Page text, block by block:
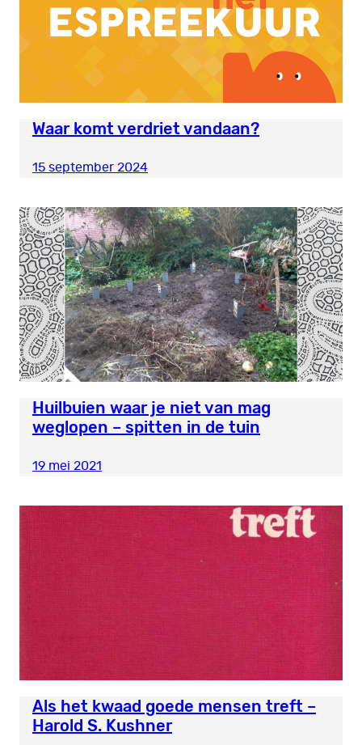
Waar komt verdriet vandaan?
15 september 2024
Huilbuien waar je niet van mag
weglopen – spitten in de tuin
19 mei 2021
Als het kwaad goede mensen treft –
Harold S. Kushner